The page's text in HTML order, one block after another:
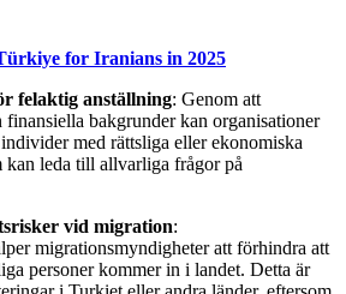
for Iranians in 2025
felaktig anställning: Genom att
finansiella bakgrunder kan organisationer
med rättsliga eller ekonomiska
kan leda till allvarliga frågor på
vid migration:
migrationsmyndigheter att förhindra att
personer kommer in i landet. Detta är